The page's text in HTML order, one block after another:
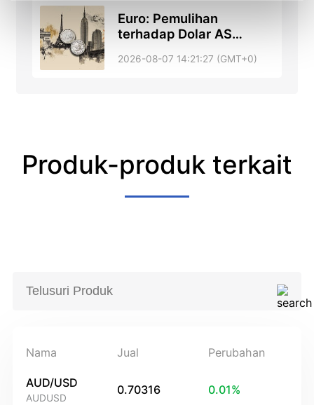
Euro: Pemulihan
terhadap Dolar AS
awan kunci – UOB
2026-08-07 14:21:27 (GMT+0)
Produk-produk terkait
Nama Jual Perubahan
AUD/USD
AUDUSD
0.70316 0.01%